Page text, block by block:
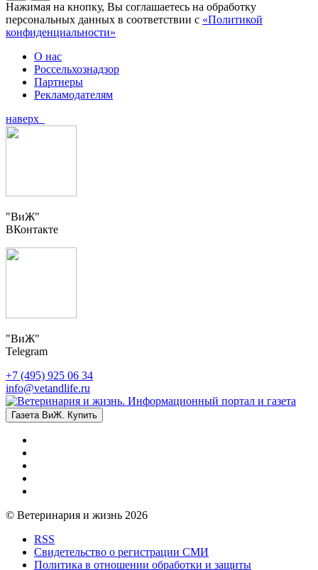
Нажимая на кнопку, Вы соглашаетесь на обработку
персональных данных в соответствии с «Политикой
конфиденциальности»
О нас
Россельхознадзор
Партнеры
Рекламодателям
наверх
"ВиЖ"
ВКонтакте
"ВиЖ"
Telegram
+7 (495) 925 06 34
info@vetandlife.ru
Газета ВиЖ. Купить
© Ветеринария и жизнь 2026
RSS
Свидетельство о регистрации СМИ
Политика в отношении обработки и защиты